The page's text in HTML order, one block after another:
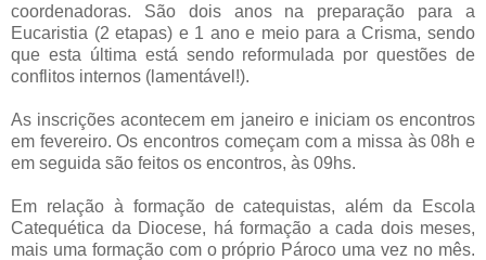
coordenadoras. São dois anos na preparação para a
Eucaristia (2 etapas) e 1 ano e meio para a Crisma, sendo
que esta última está sendo reformulada por questões de
conflitos internos (lamentável!).
As inscrições acontecem em janeiro e iniciam os encontros
em fevereiro. Os encontros começam com a missa às 08h e
em seguida são feitos os encontros, às 09hs.
Em relação à formação de catequistas, além da Escola
Catequética da Diocese, há formação a cada dois meses,
mais uma formação com o próprio Pároco uma vez no mês.